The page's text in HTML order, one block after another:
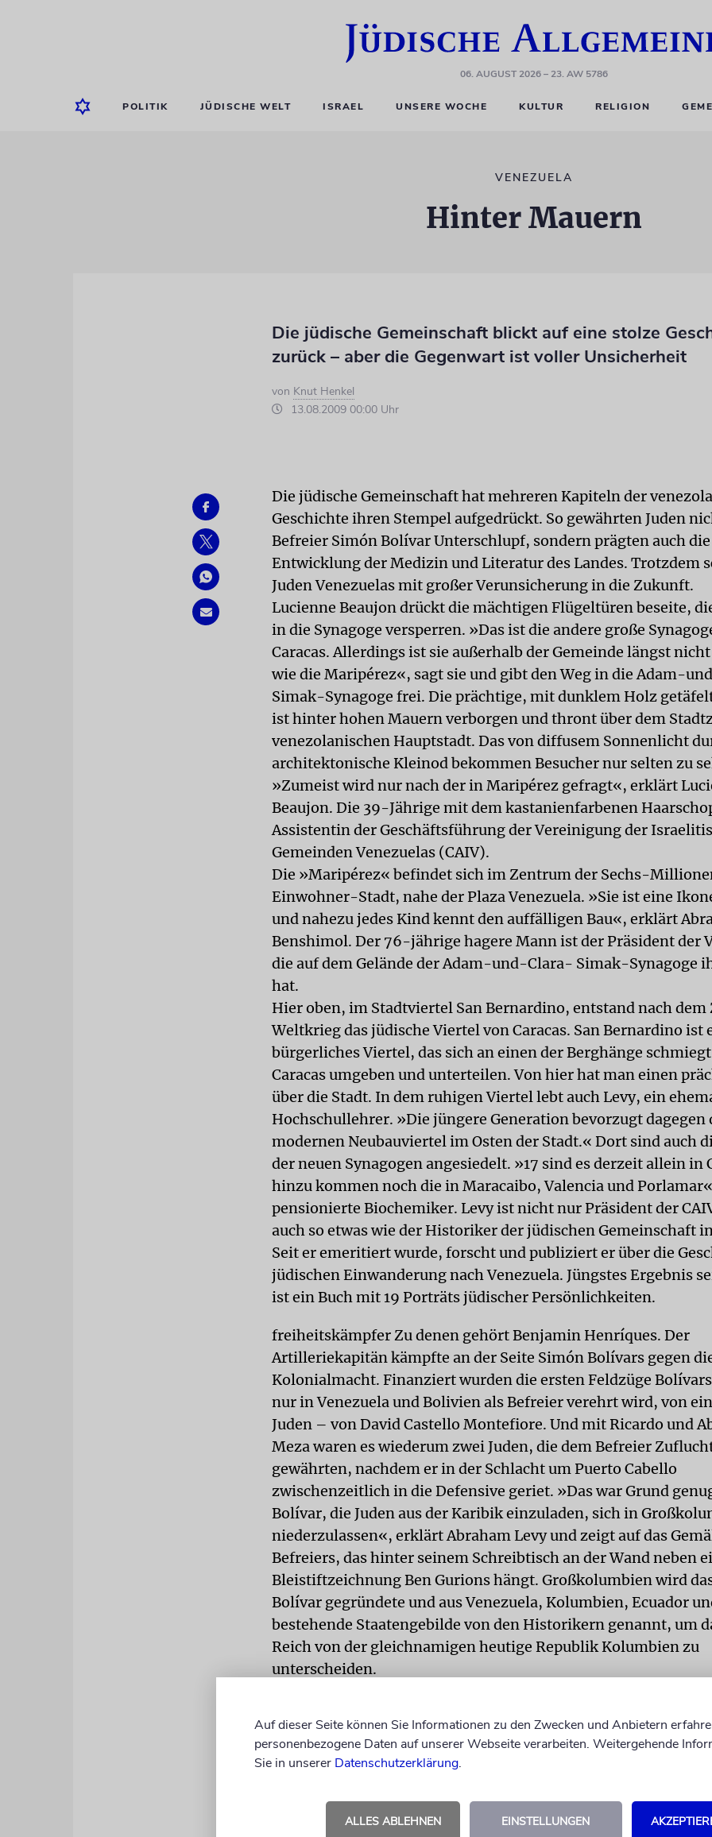
06. AUGUST 2026– 23. AW 5786
POLITIK JÜDISCHE WELT ISRAEL UNSERE WOCHE KULTUR RELIGION
VENEZUELA
Hinter Mauern
Die jüdische Gemeinschaft blickt auf eine stolze
zurück – aber die Gegenwart ist voller Unsicherheit
von Knut Henkel
13.08.2009 00:00 Uhr
Die jüdische Gemeinschaft hat mehreren Kapiteln der
Geschichte ihren Stempel aufgedrückt. So gewährten Juden
Befreier Simón Bolívar Unterschlupf, sondern prägten auch die
Entwicklung der Medizin und Literatur des Landes. Trotzdem
Juden Venezuelas mit großer Verunsicherung in die Zukunft.
Lucienne Beaujon drückt die mächtigen Flügeltüren beseite,
in die Synagoge versperren. »Das ist die andere große
Caracas. Allerdings ist sie außerhalb der Gemeinde längst
wie die Maripérez«, sagt sie und gibt den Weg in die Adam-
Simak-Synagoge frei. Die prächtige, mit dunklem Holz
ist hinter hohen Mauern verborgen und thront über dem
venezolanischen Hauptstadt. Das von diffusem Sonnenlicht
architektonische Kleinod bekommen Besucher nur selten zu
»Zumeist wird nur nach der in Maripérez gefragt«, erklärt
Beaujon. Die 39-Jährige mit dem kastanienfarbenen
Assistentin der Geschäftsführung der Vereinigung der
Gemeinden Venezuelas (CAIV).
Die »Maripérez« befindet sich im Zentrum der Sechs-
Einwohner-Stadt, nahe der Plaza Venezuela. »Sie ist eine
und nahezu jedes Kind kennt den auffälligen Bau«, erklärt
Benshimol. Der 76-jährige hagere Mann ist der Präsident der
die auf dem Gelände der Adam-und-Clara- Simak-Synagoge
hat.
Hier oben, im Stadtviertel San Bernardino, entstand nach dem
Weltkrieg das jüdische Viertel von Caracas. San Bernardino ist
bürgerliches Viertel, das sich an einen der Berghänge
Caracas umgeben und unterteilen. Von hier hat man einen
über die Stadt. In dem ruhigen Viertel lebt auch Levy, ein
Hochschullehrer. »Die jüngere Generation bevorzugt dagegen
modernen Neubauviertel im Osten der Stadt.« Dort sind auch
der neuen Synagogen angesiedelt. »17 sind es derzeit allein in
hinzu kommen noch die in Maracaibo, Valencia und
pensionierte Biochemiker. Levy ist nicht nur Präsident der
auch so etwas wie der Historiker der jüdischen Gemeinschaft
Seit er emeritiert wurde, forscht und publiziert er über die
jüdischen Einwanderung nach Venezuela. Jüngstes Ergebnis
ist ein Buch mit 19 Porträts jüdischer Persönlichkeiten.
freiheitskämpfer Zu denen gehört Benjamin Henríques. Der
Artilleriekapitän kämpfte an der Seite Simón Bolívars gegen
Kolonialmacht. Finanziert wurden die ersten Feldzüge
nur in Venezuela und Bolivien als Befreier verehrt wird, von
Juden – von David Castello Montefiore. Und mit Ricardo und
Meza waren es wiederum zwei Juden, die dem Befreier
gewährten, nachdem er in der Schlacht um Puerto Cabello
zwischenzeitlich in die Defensive geriet. »Das war Grund
Bolívar, die Juden aus der Karibik einzuladen, sich in
niederzulassen«, erklärt Abraham Levy und zeigt auf das
Befreiers, das hinter seinem Schreibtisch an der Wand neben
Bleistiftzeichnung Ben Gurions hängt. Großkolumbien wird
Bolívar gegründete und aus Venezuela, Kolumbien, Ecuador
bestehende Staatengebilde von den Historikern genannt, um
Reich von der gleichnamigen heutige Republik Kolumbien zu
unterscheiden.
Folge. Quasi gegenüber der niederländischen Antilleninsel
sich an der venezolanischen Küste in Coro an. Zu den
Amsterdam und Curacao gelangte sie nach Coro. Eine der
Apotheken des Landes wurde von einem der Vorfahren
Auf dieser Seite können Sie Informationen zu den Zwecken und Anbietern
personenbezogene Daten auf unserer Webseite verarbeiten. Weitergehende
Sie in unserer Datenschutzerklärung.
ALLES ABLEHNEN EINSTELLUNGEN